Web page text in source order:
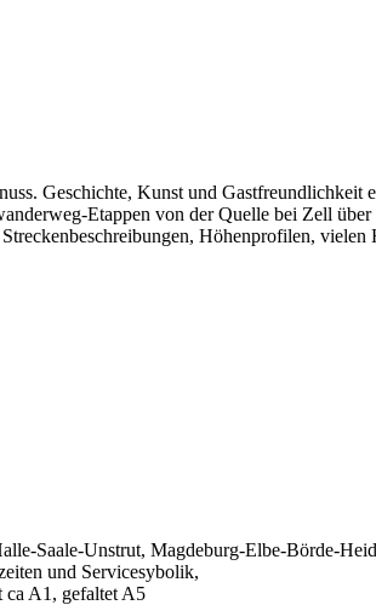
Geschichte, Kunst und Gastfreundlichkeit
Etappen von der Quelle bei Zell
Höhenprofilen, vielen
Saale-Unstrut, Magdeburg-Elbe-Börde-
und Servicesybolik,
ca A1, gefaltet A5